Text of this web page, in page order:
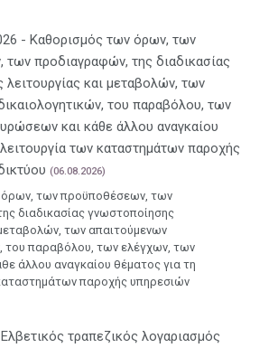
- Καθορισμός των όρων, των
προδιαγραφών, της διαδικασίας
και μεταβολών, των
του παραβόλου, των
και κάθε άλλου αναγκαίου
των καταστημάτων παροχής
(06.08.2026)
των προϋποθέσεων, των
διαδικασίας γνωστοποίησης
των απαιτούμενων
του παραβόλου, των ελέγχων, των
άλλου αναγκαίου θέματος για τη
παροχής υπηρεσιών
τραπεζικός λογαριασμός